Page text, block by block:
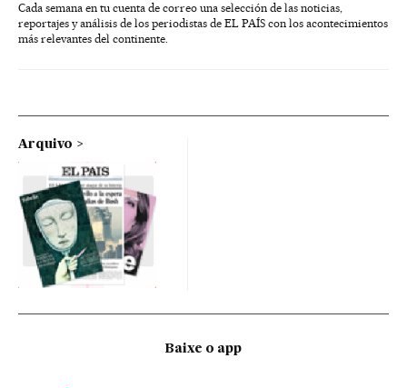
Cada semana en tu cuenta de correo una selección de las noticias,
reportajes y análisis de los periodistas de EL PAÍS con los acontecimientos
más relevantes del continente.
Arquivo
Baixe o app